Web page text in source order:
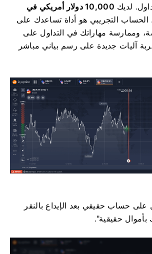
لديك
10,000 دولار أمريكي في
. الحساب التجريبي هو أداة تساعدك على
وممارسة مهاراتك في التداول على
آليات جديدة على رسم بياني مباشر
على حساب حقيقي بعد الإيداع بالنقر
حقيقية".